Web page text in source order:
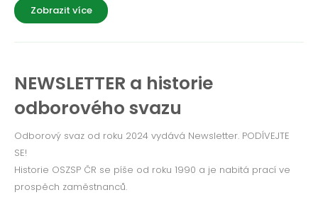
Zobrazit více
NEWSLETTER a historie
odborového svazu
Odborový svaz od roku 2024 vydává Newsletter. PODÍVEJTE
SE!
Historie OSZSP ČR se píše od roku 1990 a je nabitá prací ve
prospěch zaměstnanců.